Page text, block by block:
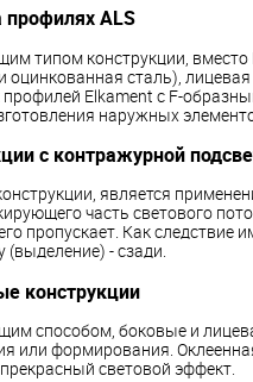
ALS
типом конструкции,
сталь), лицевая
Elkament с F-
наружных
с контражурной
является
часть светового
пропускает. Как следствие
(выделение) - сзади.
конструкции
способом, боковые и
или формирования.
световой эффект.